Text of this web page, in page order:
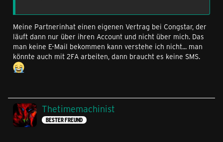
Meine Partnerinhat einen eigenen Vertrag bei Congstar, der
läuft dann nur über ihren Account und nicht über mich. Das
man keine E-Mail bekommen kann verstehe ich nicht... man
könnte auch mit 2FA arbeiten, dann braucht es keine SMS.
Thetimemachinist
BESTER FREUND